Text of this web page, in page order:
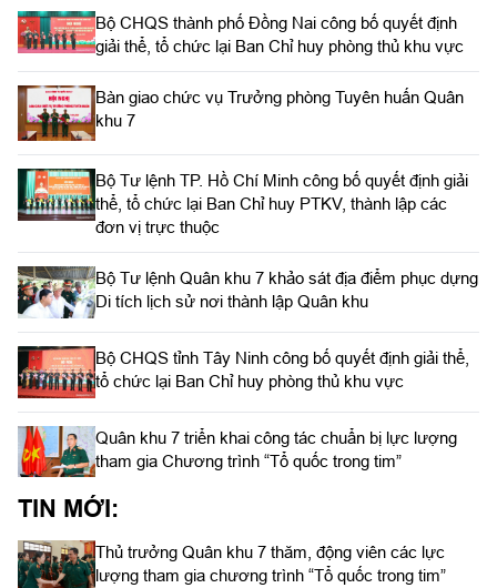
Bộ CHQS thành phố Đồng Nai công bố quyết định
giải thể, tổ chức lại Ban Chỉ huy phòng thủ khu vực
Bàn giao chức vụ Trưởng phòng Tuyên huấn Quân
khu 7
Bộ Tư lệnh TP. Hồ Chí Minh công bố quyết định giải
thể, tổ chức lại Ban Chỉ huy PTKV, thành lập các
đơn vị trực thuộc
Bộ Tư lệnh Quân khu 7 khảo sát địa điểm phục dựng
Di tích lịch sử nơi thành lập Quân khu
Bộ CHQS tỉnh Tây Ninh công bố quyết định giải thể,
tổ chức lại Ban Chỉ huy phòng thủ khu vực
Quân khu 7 triển khai công tác chuẩn bị lực lượng
tham gia Chương trình “Tổ quốc trong tim”
TIN MỚI:
Thủ trưởng Quân khu 7 thăm, động viên các lực
lượng tham gia chương trình “Tổ quốc trong tim”